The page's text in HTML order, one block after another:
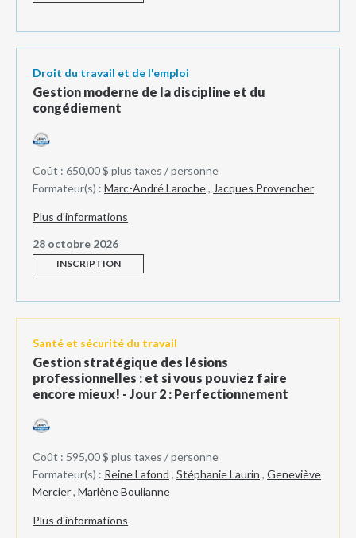
Droit du travail et de l'emploi
Gestion moderne de la discipline et du
congédiement
Coût : 650,00 $ plus taxes / personne
Formateur(s) : Marc-André Laroche, Jacques Provencher
Plus d'informations
28 octobre 2026
INSCRIPTION
Santé et sécurité du travail
Gestion stratégique des lésions
professionnelles : et si vous pouviez faire
encore mieux! - Jour 2 : Perfectionnement
Coût : 595,00 $ plus taxes / personne
Formateur(s) : Reine Lafond , Stéphanie Laurin , Geneviève
Mercier, Marlène Boulianne
Plus d'informations